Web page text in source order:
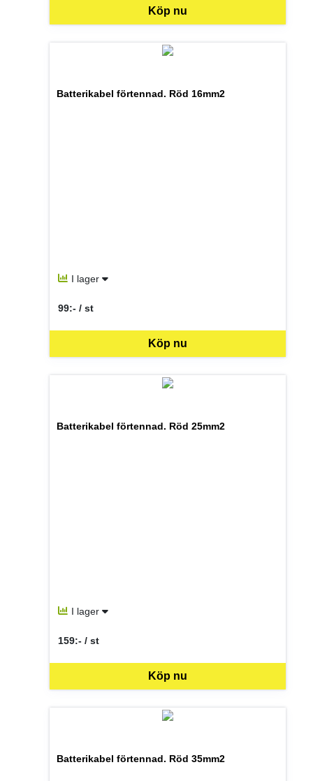
Köp nu
Batterikabel förtennad. Röd 16mm2
I lager
Köp nu
99:- / st
SEK per ST
Batterikabel förtennad. Röd 25mm2
I lager
Köp nu
159:- / st
SEK per ST
Batterikabel förtennad. Röd 35mm2